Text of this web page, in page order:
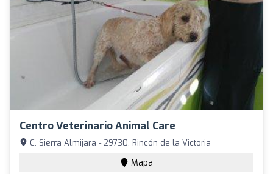
Centro Veterinario Animal Care
C. Sierra Almijara - 29730, Rincón de la Victoria
Mapa